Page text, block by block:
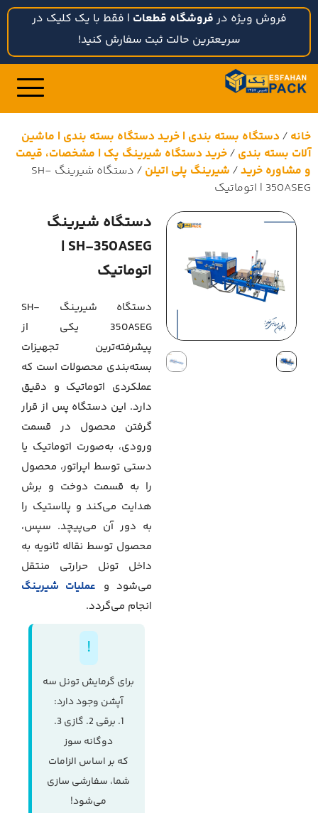
فروش ویژه در فروشگاه قطعات | فقط با یک کلیک در
سریعترین حالت ثبت سفارش کنید!
خانه /دستگاه بسته بندی | خرید دستگاه بسته بندی | ماشین
آلات بسته بندی /خرید دستگاه شیرینگ پک | مشخصات، قیمت
و مشاوره خرید/ شیرینگ پلی اتیلن
/ دستگاه شیرینگ SH-
350ASEG | اتوماتیک
دستگاه شیرینگ
SH-350ASEG |
اتوماتیک
دستگاه شیرینگ SH-
350ASEG یکی از
پیشرفته‌ترین تجهیزات
بسته‌بندی محصولات است که
عملکردی اتوماتیک و دقیق
دارد. این دستگاه پس از قرار
گرفتن محصول در قسمت
ورودی، به‌صورت اتوماتیک یا
دستی توسط اپراتور، محصول
را به قسمت دوخت و برش
هدایت می‌کند و پلاستیک را
به دور آن می‌پیچد. سپس،
محصول توسط نقاله ثانویه به
داخل تونل حرارتی منتقل
می‌شود و عملیات شیرینگ
انجام می‌گردد.
برای گرمایش تونل سه
آپشن وجود دارد:
1. برقی 2. گازی 3.
دوگانه سوز
که بر اساس الزامات
شما، سفارشی سازی
می‌شود!